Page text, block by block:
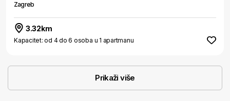
Zagreb
3.32km
Kapacitet: od 4 do 6 osoba u 1 apartmanu
Prikaži više